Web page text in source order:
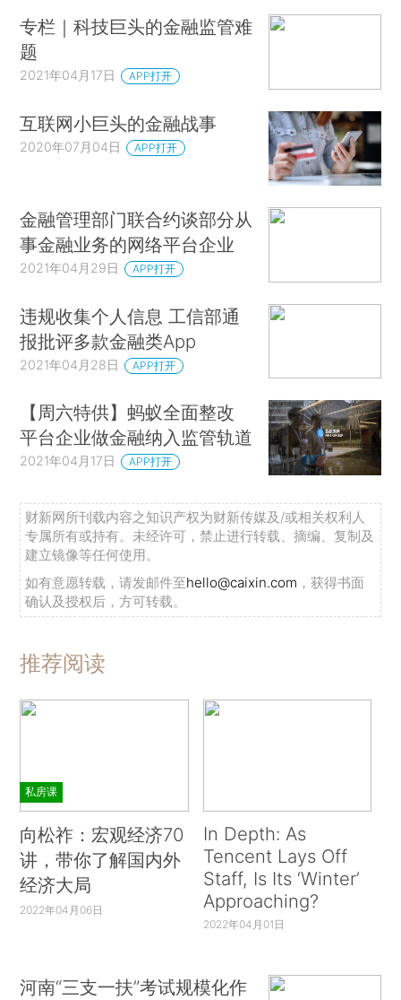
专栏｜科技巨头的金融监管难
题
2021年04月17日 APP打开
互联网小巨头的金融战事
2020年07月04日 APP打开
金融管理部门联合约谈部分从
事金融业务的网络平台企业
2021年04月29日 APP打开
违规收集个人信息 工信部通
报批评多款金融类App
2021年04月28日 APP打开
【周六特供】蚂蚁全面整改
平台企业做金融纳入监管轨道
2021年04月17日 APP打开
财新网所刊载内容之知识产权为财新传媒及/或相关权利人
专属所有或持有。未经许可，禁止进行转载、摘编、复制及
建立镜像等任何使用。
如有意愿转载，请发邮件至hello@caixin.com ，获得书面
确认及授权后，方可转载。
推荐阅读
私房课
向松祚：宏观经济70
讲，带你了解国内外
经济大局
2022年04月06日
In Depth: As
Tencent Lays Off
Staff, Is Its ‘Winter’
Approaching?
2022年04月01日
河南“三支一扶”考试规模化作